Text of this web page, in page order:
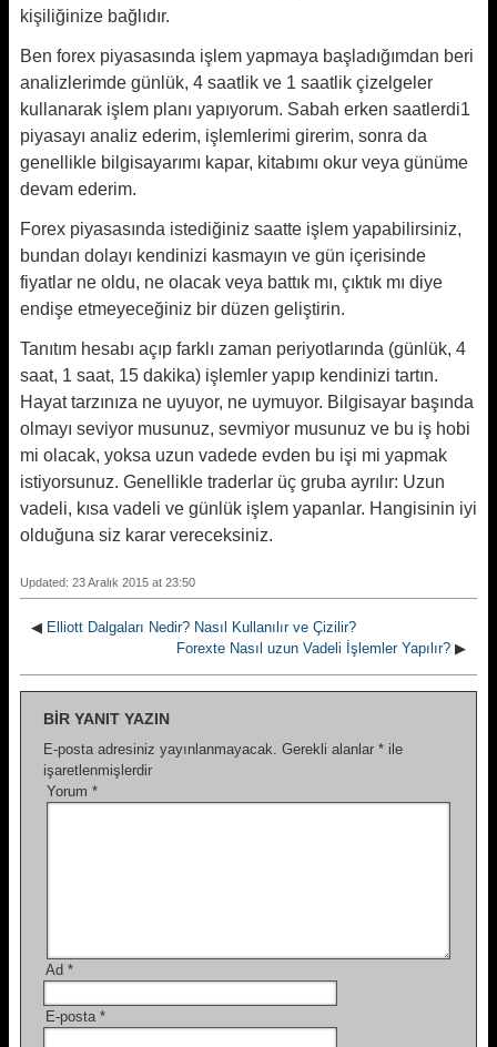
kişiliğinize bağlıdır.
Ben forex piyasasında işlem yapmaya başladığımdan beri
analizlerimde günlük, 4 saatlik ve 1 saatlik çizelgeler
kullanarak işlem planı yapıyorum. Sabah erken saatlerdi1
piyasayı analiz ederim, işlemlerimi girerim, sonra da
genellikle bilgisayarımı kapar, kitabımı okur veya günüme
devam ederim.
Forex piyasasında istediğiniz saatte işlem yapabilirsiniz,
bundan dolayı kendinizi kasmayın ve gün içerisinde
fiyatlar ne oldu, ne olacak veya battık mı, çıktık mı diye
endişe etmeyeceğiniz bir düzen geliştirin.
Tanıtım hesabı açıp farklı zaman periyotlarında (günlük, 4
saat, 1 saat, 15 dakika) işlemler yapıp kendinizi tartın.
Hayat tarzınıza ne uyuyor, ne uymuyor. Bilgisayar başında
olmayı seviyor musunuz, sevmiyor musunuz ve bu iş hobi
mi olacak, yoksa uzun vadede evden bu işi mi yapmak
istiyorsunuz. Genellikle traderlar üç gruba ayrılır: Uzun
vadeli, kısa vadeli ve günlük işlem yapanlar. Hangisinin iyi
olduğuna siz karar vereceksiniz.
Updated: 23 Aralık 2015 at 23:50
◀ Elliott Dalgaları Nedir? Nasıl Kullanılır ve Çizilir?
Forexte Nasıl uzun Vadeli İşlemler Yapılır? ▶
BIR YANIT YAZIN
E-posta adresiniz yayınlanmayacak. Gerekli alanlar * ile
işaretlenmişlerdir
Yorum *
Ad *
E-posta *